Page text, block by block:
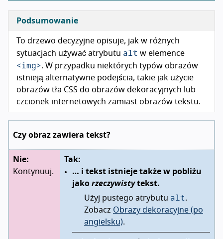
Podsumowanie
To drzewo decyzyjne opisuje, jak w różnych
sytuacjach używać atrybutu alt w elemence
<img>. W przypadku niektórych typów obrazów
istnieją alternatywne podejścia, takie jak użycie
obrazów tła CSS do obrazów dekoracyjnych lub
czcionek internetowych zamiast obrazów tekstu.
Czy obraz zawiera tekst?
Tak:
… i tekst istnieje także w pobliżu
jako rzeczywistytekst.
Użyj pustego atrybutu alt.
Zobacz Obrazy dekoracyjne (po
angielsku).
Nie:
Kontynuuj.